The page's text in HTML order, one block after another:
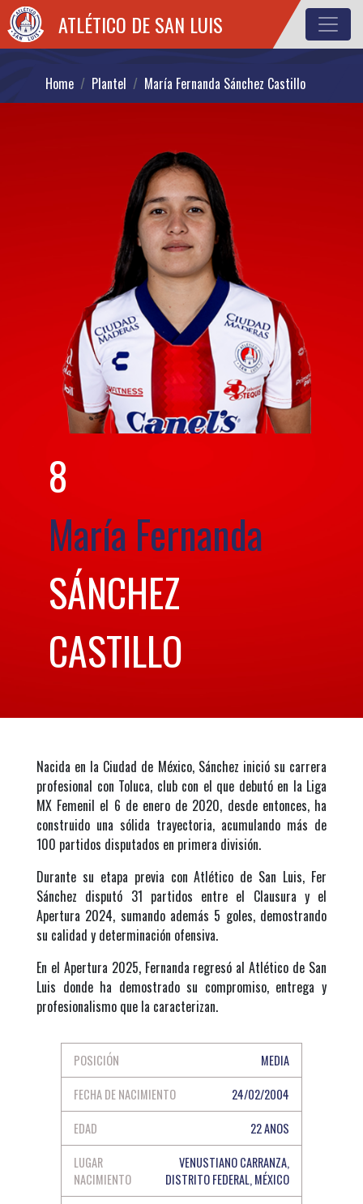
ATLÉTICO DE SAN LUIS
PLANTEL
Home Plantel María Fernanda Sánchez Castillo
8
María Fernanda
SÁNCHEZ
CASTILLO
Nacida en la Ciudad de México, Sánchez inició su carrera
profesional con Toluca, club con el que debutó en la Liga
MX Femenil el 6 de enero de 2020, desde entonces, ha
construido una sólida trayectoria, acumulando más de
100 partidos disputados en primera división.
Durante su etapa previa con Atlético de San Luis, Fer
Sánchez disputó 31 partidos entre el Clausura y el
Apertura 2024, sumando además 5 goles, demostrando
su calidad y determinación ofensiva.
En el Apertura 2025, Fernanda regresó al Atlético de San
Luis donde ha demostrado su compromiso, entrega y
profesionalismo que la caracterizan.
POSICIÓN
MEDIA
FECHA DE NACIMIENTO
24/02/2004
EDAD
22 ANOS
LUGAR
NACIMIENTO
VENUSTIANO CARRANZA,
DISTRITO FEDERAL, MÉXICO